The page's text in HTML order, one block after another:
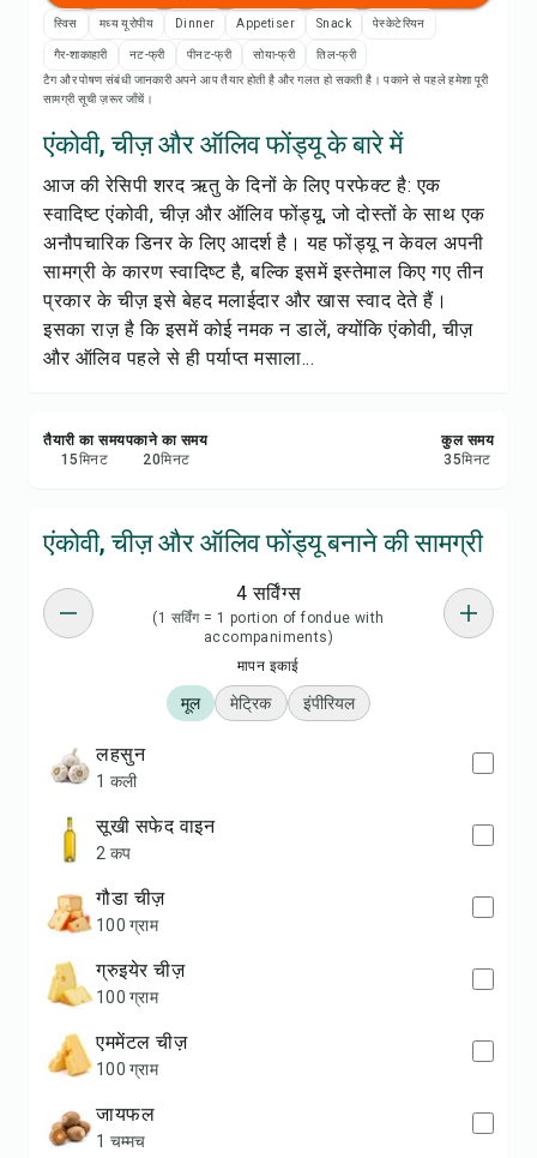
रिपोर्ट करें
स्विस मध्य यूरोपीय Dinner Appetiser Snack पेस्केटेरियन
गैर-शाकाहारी नट-फ्री पीनट-फ्री सोया-फ्री
तिल-फ्री
टैग और पोषण संबंधी जानकारी अपने आप तैयार होती है और गलत हो सकती है। पकाने से पहले हमेशा पूरी
सामग्री सूची ज़रूर जाँचें।
एंकोवी, चीज़ और ऑलिव फोंड्यू के बारे में
आज की रेसिपी शरद ऋतु के दिनों के लिए परफेक्ट है: एक
स्वादिष्ट एंकोवी, चीज़ और ऑलिव फोंड्यू, जो दोस्तों के साथ एक
अनौपचारिक डिनर के लिए आदर्श है। यह फोंड्यू न केवल अपनी
सामग्री के कारण स्वादिष्ट है, बल्कि इसमें इस्तेमाल किए गए तीन
प्रकार के चीज़ इसे बेहद मलाईदार और खास स्वाद देते हैं।
इसका राज़ है कि इसमें कोई नमक न डालें, क्योंकि एंकोवी, चीज़
और ऑलिव पहले से ही पर्याप्त मसाला...
तैयारी का समय
15मिनट
पकाने का समय
20मिनट
कुल समय
35मिनट
एंकोवी, चीज़ और ऑलिव फोंड्यू बनाने की सामग्री
4 सर्विंग्स
(1 सर्विंग = 1 portion of fondue with
accompaniments)
मापन इकाई
मूल मेट्रिक इंपीरियल
लहसुन
1 कली
सूखी सफेद वाइन
2 कप
गौडा चीज़
100 ग्राम
ग्रुइयेर चीज़
100 ग्राम
एममेंटल चीज़
100 ग्राम
जायफल
1 चम्मच